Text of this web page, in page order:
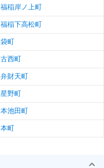
福稲岸ノ上町
福稲下高松町
袋町
古西町
弁財天町
星野町
本池田町
本町